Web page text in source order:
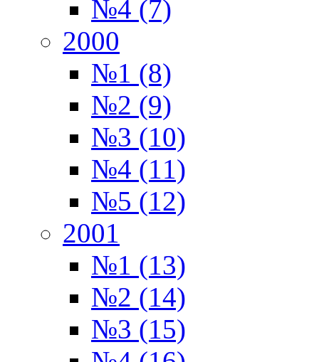
№4 (7)
2000
№1 (8)
№2 (9)
№3 (10)
№4 (11)
№5 (12)
2001
№1 (13)
№2 (14)
№3 (15)